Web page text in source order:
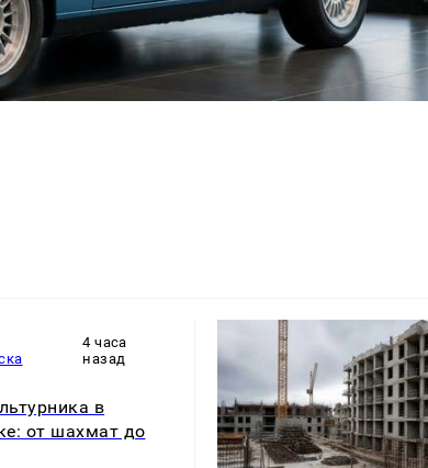
4 часа
назад
в
от шахмат до